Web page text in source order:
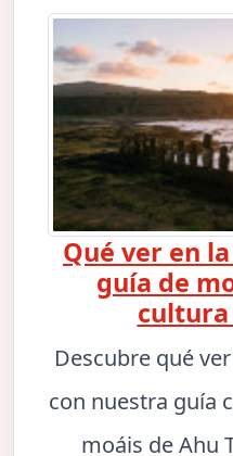
Qué ver en
guía de
cultura
Descubre qué
con nuestra guía
moáis de Ahu